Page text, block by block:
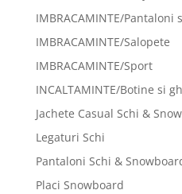
IMBRACAMINTE/Pantaloni
IMBRACAMINTE/Salopete
IMBRACAMINTE/Sport
INCALTAMINTE/Botine si
Jachete Casual Schi &
Legaturi Schi
Pantaloni Schi &
Placi Snowboard